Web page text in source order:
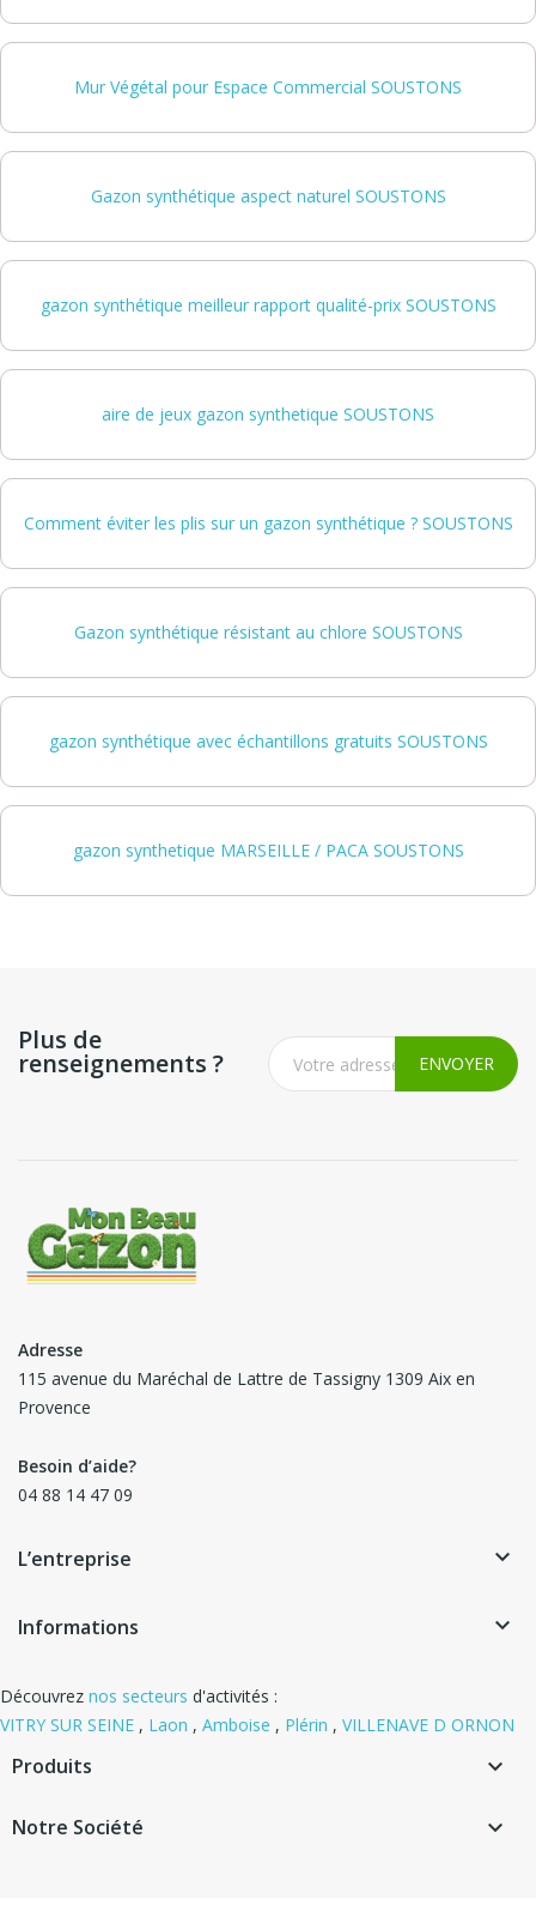
Mur Végétal pour Espace Commercial SOUSTONS
Gazon synthétique aspect naturel SOUSTONS
gazon synthétique meilleur rapport qualité-prix SOUSTONS
aire de jeux gazon synthetique SOUSTONS
Comment éviter les plis sur un gazon synthétique ? SOUSTONS
Gazon synthétique résistant au chlore SOUSTONS
gazon synthétique avec échantillons gratuits SOUSTONS
gazon synthetique MARSEILLE / PACA SOUSTONS
Plus de
renseignements ?
Adresse
115 avenue du Maréchal de Lattre de Tassigny 1309 Aix en
Provence
Besoin d’aide?
04 88 14 47 09
L’entreprise keyboard_arrow_down
Informations keyboard_arrow_down
Découvrez nos secteurs d'activités :
VITRY SUR SEINE , Laon , Amboise , Plérin , VILLENAVE D ORNON
Produits 
Notre Société 